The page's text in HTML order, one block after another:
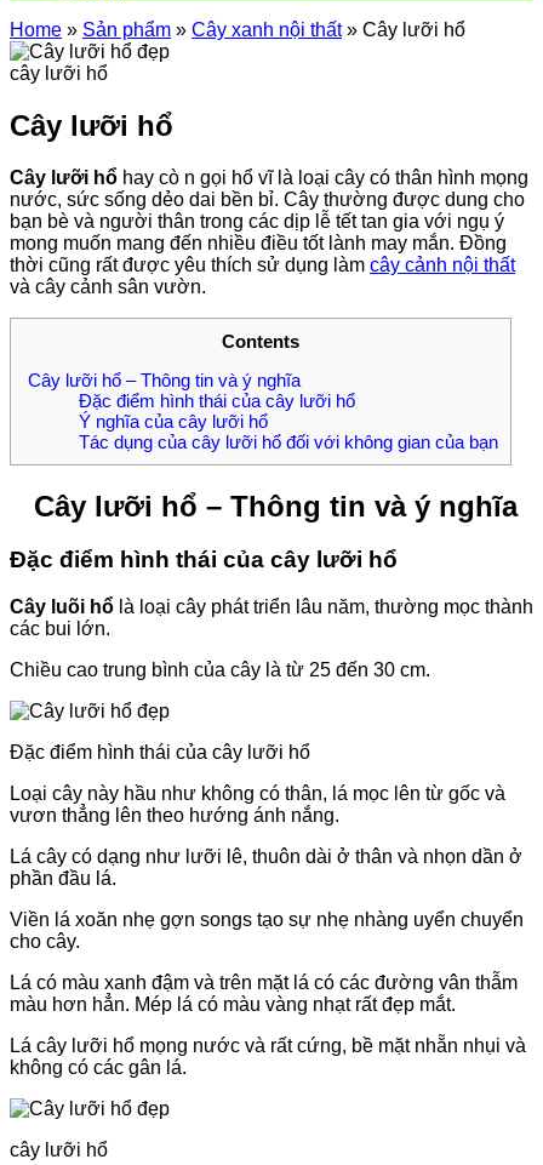
Home » Sản phẩm » Cây xanh nội thất» Cây lưỡi hổ
cây lưỡi hổ
Cây lưỡi hổ
Cây lưỡi hổ hay cò n gọi hổ vĩ là loại cây có thân hình mọng
nước, sức sống dẻo dai bền bỉ. Cây thường được dung cho
bạn bè và người thân trong các dịp lễ tết tan gia với ngụ ý
mong muốn mang đến nhiều điều tốt lành may mắn. Đồng
thời cũng rất được yêu thích sử dụng làm cây cảnh nội thất
và cây cảnh sân vườn.
Contents
Cây lưỡi hổ – Thông tin và ý nghĩa
Đặc điểm hình thái của cây lưỡi hổ
Ý nghĩa của cây lưỡi hổ
Tác dụng của cây lưỡi hổ đối với không gian của bạn
Cây lưỡi hổ – Thông tin và ý nghĩa
Đặc điểm hình thái của cây lưỡi hổ
Cây luõi hổ là loại cây phát triển lâu năm, thường mọc thành
các bui lớn.
Chiều cao trung bình của cây là từ 25 đến 30 cm.
Đặc điểm hình thái của cây lưỡi hổ
Loại cây này hầu như không có thân, lá mọc lên từ gốc và
vươn thẳng lên theo hướng ánh nắng.
Lá cây có dạng như lưỡi lê, thuôn dài ở thân và nhọn dần ở
phần đầu lá.
Viền lá xoăn nhẹ gợn songs tạo sự nhẹ nhàng uyển chuyển
cho cây.
Lá có màu xanh đậm và trên mặt lá có các đường vân thẫm
màu hơn hẳn. Mép lá có màu vàng nhạt rất đẹp mắt.
Lá cây lưỡi hổ mọng nước và rất cứng, bề mặt nhẵn nhụi và
không có các gân lá.
cây lưỡi hổ